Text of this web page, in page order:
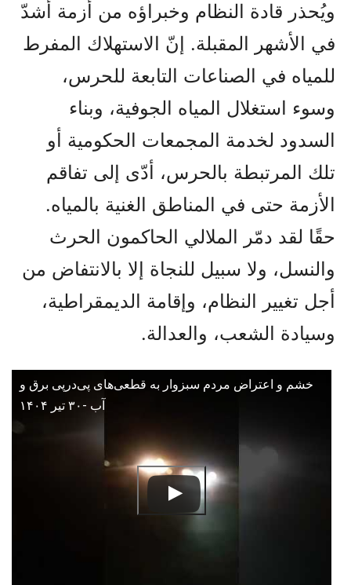
ويُحذر قادة النظام وخبراؤه من أزمة أشدّ
في الأشهر المقبلة. إنّ الاستهلاك المفرط
للمياه في الصناعات التابعة للحرس،
وسوء استغلال المياه الجوفية، وبناء
السدود لخدمة المجمعات الحكومية أو
تلك المرتبطة بالحرس، أدّى إلى تفاقم
الأزمة حتى في المناطق الغنية بالمياه.
حقًا لقد دمّر الملالي الحاكمون الحرث
والنسل، ولا سبيل للنجاة إلا بالانتفاض من
أجل تغيير النظام، وإقامة الديمقراطية،
وسيادة الشعب، والعدالة.
خشم و اعتراض مردم سبزوار به قطعی‌های پی‌درپی برق و
آب -۳۰ تیر ۱۴۰۴